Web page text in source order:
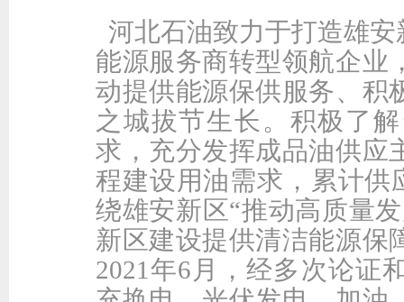
河北石油致力于打造雄
能源服务商转型领航企业
动提供能源保供服务、积
之城拔节生长。积极了
求，充分发挥成品油供应
程建设用油需求，累计供
绕雄安新区“推动高质量
新区建设提供清洁能源保
2021年6月，经多次论证